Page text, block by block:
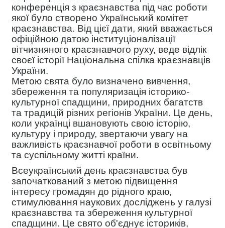
конференція з краєзнавства під час роботи
якої було створено Український комітет
краєзнавства. Від цієї дати, який вважається
офіційною датою інституціоналізації
вітчизняного краєзнавчого руху, веде відлік
своєї історії Національна спілка краєзнавців
України.
Метою свята було визначено вивчення,
збереження та популяризація історико-
культурної спадщини, природних багатств
та традицій різних регіонів України. Це день,
коли українці вшановують свою історію,
культуру і природу, звертаючи увагу на
важливість краєзнавчої роботи в освітньому
та суспільному житті країни.
Всеукраїнський день краєзнавства був
започаткований з метою підвищення
інтересу громадян до рідного краю,
стимулювання наукових досліджень у галузі
краєзнавства та збереження культурної
спадщини. Це свято об'єднує істориків,